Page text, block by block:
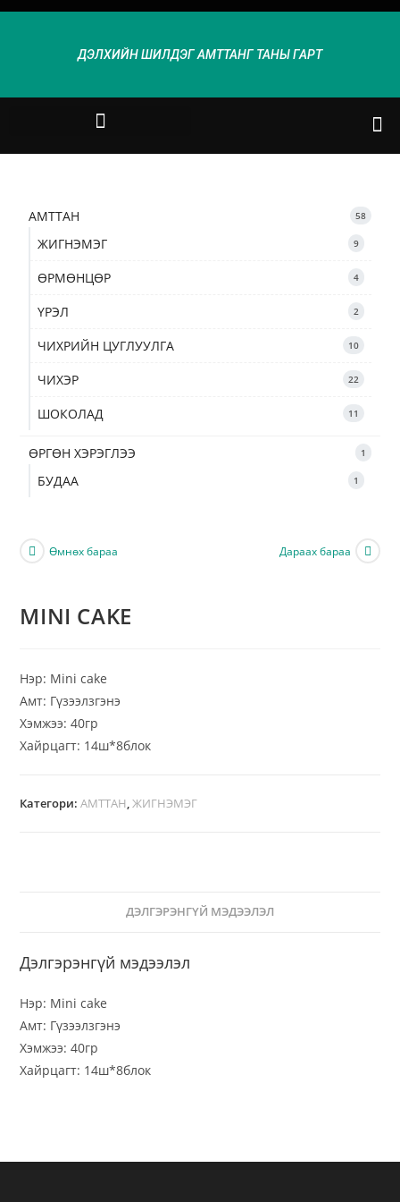
ДЭЛХИЙН ШИЛДЭГ АМТТАНГ ТАНЫ ГАРТ
АМТТАН 58
ЖИГНЭМЭГ 9
ӨРМӨНЦӨР 4
ҮРЭЛ 2
ЧИХРИЙН ЦУГЛУУЛГА 10
ЧИХЭР 22
ШОКОЛАД 11
ӨРГӨН ХЭРЭГЛЭЭ 1
БУДАА 1
Өмнөх бараа Дараах бараа
MINI CAKE
Нэр: Mini cake
Амт: Гүзээлзгэнэ
Хэмжээ: 40гр
Хайрцагт: 14ш*8блок
Категори:АМТТАН,ЖИГНЭМЭГ
ДЭЛГЭРЭНГҮЙ МЭДЭЭЛЭЛ
Дэлгэрэнгүй мэдээлэл
Нэр: Mini cake
Амт: Гүзээлзгэнэ
Хэмжээ: 40гр
Хайрцагт: 14ш*8блок